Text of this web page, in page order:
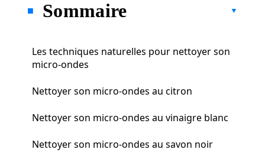
Sommaire
Les techniques naturelles pour nettoyer son
micro-ondes
Nettoyer son micro-ondes au citron
Nettoyer son micro-ondes au vinaigre blanc
Nettoyer son micro-ondes au savon noir